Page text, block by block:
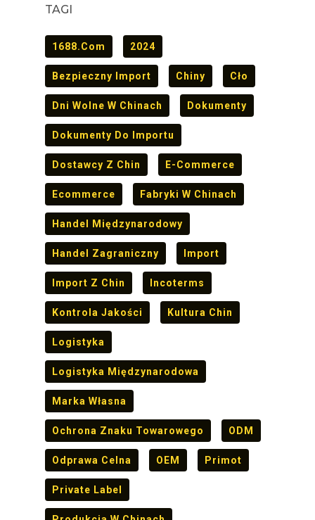
TAGI
1688.com 2024
Bezpieczny Import Chiny Cło
Dni Wolne W Chinach Dokumenty
Dokumenty Do Importu
Dostawcy Z Chin E-Commerce
Ecommerce Fabryki W Chinach
Handel Międzynarodowy
Handel Zagraniczny Import
Import Z Chin Incoterms
Kontrola Jakości Kultura Chin
Logistyka
Logistyka Międzynarodowa
Marka Własna
Ochrona Znaku Towarowego ODM
Odprawa Celna OEM Primot
Private Label